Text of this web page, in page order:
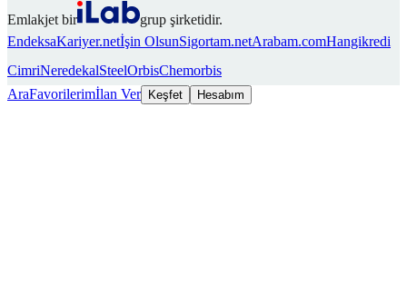
Emlakjet bir
grup şirketidir.
EndeksaKariyer.netİşin OlsunSigortam.netArabam.comHangikredi
CimriNeredekalSteelOrbisChemorbis
AraFavorilerimİlan Ver Keşfet Hesabım